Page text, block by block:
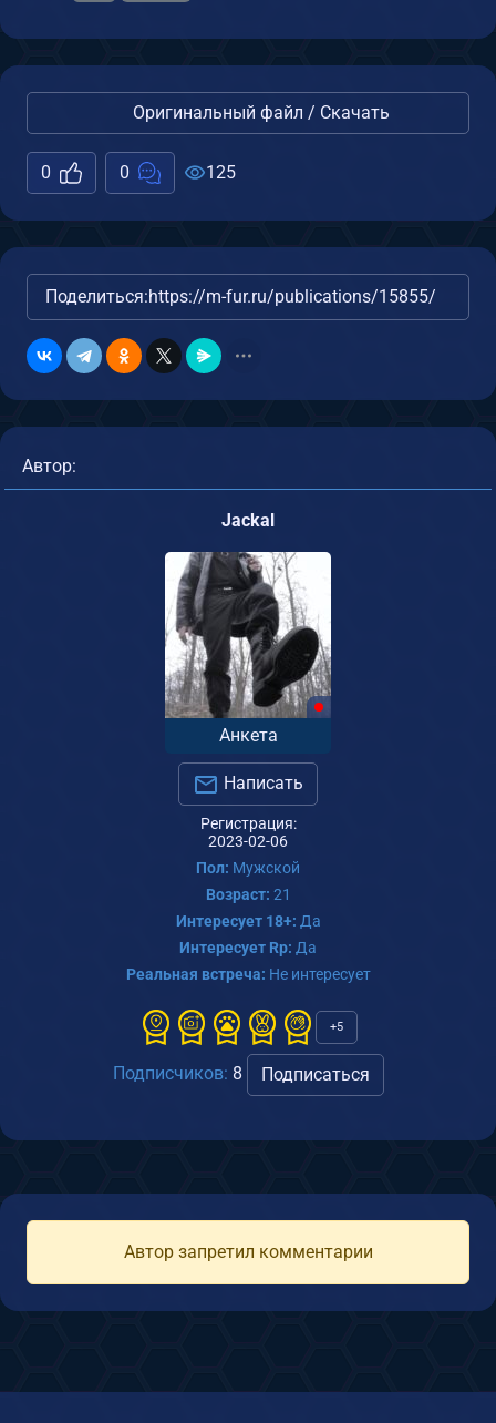
Оригинальный файл / Скачать
0 0 125
Поделиться:https://m-fur.ru/publications/15855/
Автор:
Jackal
Анкета
Написать
Регистрация:
2023-02-06
Пол: Мужской
Возраст: 21
Интересует 18+: Да
Интересует Rp: Да
Реальная встреча: Не интересует
+5
Подписчиков: 8 Подписаться
Автор запретил комментарии